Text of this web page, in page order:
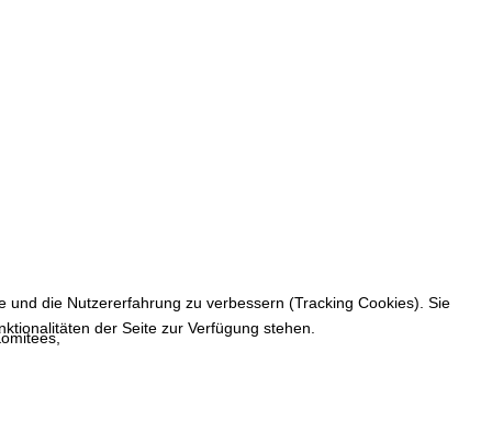
die Nutzererfahrung zu verbessern (Tracking Cookies). Sie
der Seite zur Verfügung stehen.